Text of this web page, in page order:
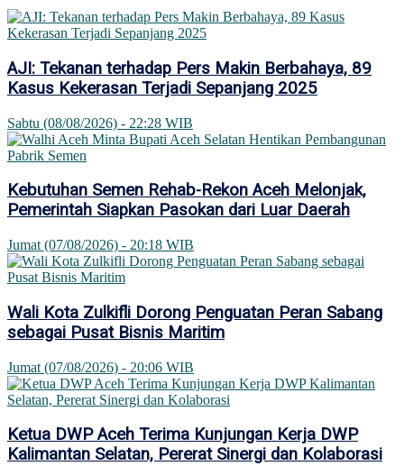
AJI: Tekanan terhadap Pers Makin Berbahaya, 89
Kasus Kekerasan Terjadi Sepanjang 2025
Sabtu (08/08/2026) - 22:28 WIB
Kebutuhan Semen Rehab-Rekon Aceh Melonjak,
Pemerintah Siapkan Pasokan dari Luar Daerah
Jumat (07/08/2026) - 20:18 WIB
Wali Kota Zulkifli Dorong Penguatan Peran Sabang
sebagai Pusat Bisnis Maritim
Jumat (07/08/2026) - 20:06 WIB
Ketua DWP Aceh Terima Kunjungan Kerja DWP
Kalimantan Selatan, Pererat Sinergi dan Kolaborasi